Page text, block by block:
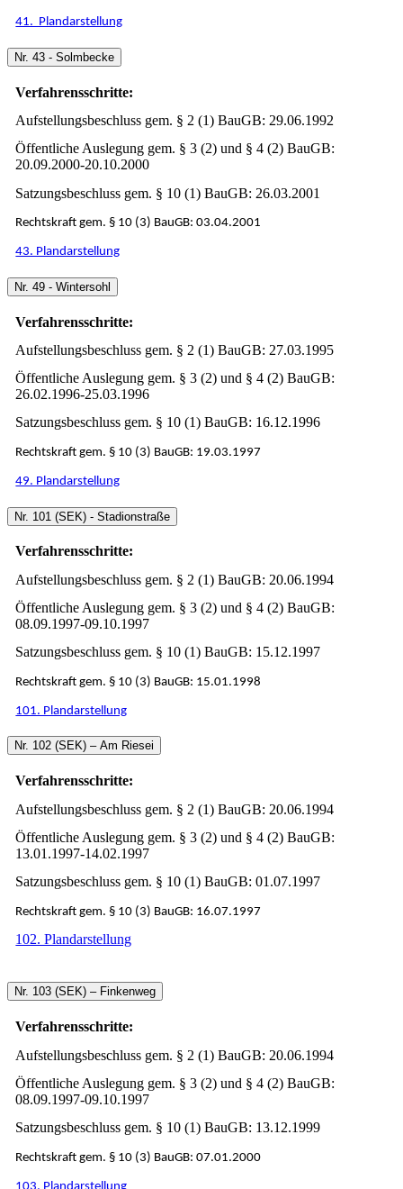
41. Plandarstellung
Nr. 43 - Solmbecke
Verfahrensschritte:
Aufstellungsbeschluss gem. § 2 (1) BauGB: 29.06.1992
Öffentliche Auslegung gem. § 3 (2) und § 4 (2) BauGB:
20.09.2000-20.10.2000
Satzungsbeschluss gem. § 10 (1) BauGB: 26.03.2001
Rechtskraft gem. § 10 (3) BauGB: 03.04.2001
43. Plandarstellung
Nr. 49 - Wintersohl
Verfahrensschritte:
Aufstellungsbeschluss gem. § 2 (1) BauGB: 27.03.1995
Öffentliche Auslegung gem. § 3 (2) und § 4 (2) BauGB:
26.02.1996-25.03.1996
Satzungsbeschluss gem. § 10 (1) BauGB: 16.12.1996
Rechtskraft gem. § 10 (3) BauGB: 19.03.1997
49. Plandarstellung
Nr. 101 (SEK) - Stadionstraße
Verfahrensschritte:
Aufstellungsbeschluss gem. § 2 (1) BauGB: 20.06.1994
Öffentliche Auslegung gem. § 3 (2) und § 4 (2) BauGB:
08.09.1997-09.10.1997
Satzungsbeschluss gem. § 10 (1) BauGB: 15.12.1997
Rechtskraft gem. § 10 (3) BauGB: 15.01.1998
101. Plandarstellung
Nr. 102 (SEK) – Am Riesei
Verfahrensschritte:
Aufstellungsbeschluss gem. § 2 (1) BauGB: 20.06.1994
Öffentliche Auslegung gem. § 3 (2) und § 4 (2) BauGB:
13.01.1997-14.02.1997
Satzungsbeschluss gem. § 10 (1) BauGB: 01.07.1997
Rechtskraft gem. § 10 (3) BauGB: 16.07.1997
102. Plandarstellung
Nr. 103 (SEK) – Finkenweg
Verfahrensschritte:
Aufstellungsbeschluss gem. § 2 (1) BauGB: 20.06.1994
Öffentliche Auslegung gem. § 3 (2) und § 4 (2) BauGB:
08.09.1997-09.10.1997
Satzungsbeschluss gem. § 10 (1) BauGB: 13.12.1999
Rechtskraft gem. § 10 (3) BauGB: 07.01.2000